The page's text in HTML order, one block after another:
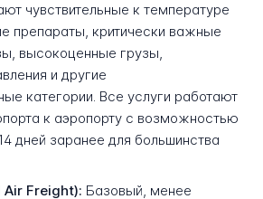
чувствительные к температуре
препараты, критически важные
высокоценные грузы,
и другие
категории. Все услуги работают
к аэропорту с возможностью
дней заранее для большинства
Air Freight): Базовый, менее